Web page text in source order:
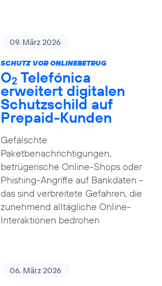
09. März 2026
SCHUTZ VOR ONLINEBETRUG
O2 Telefónica
erweitert digitalen
Schutzschild auf
Prepaid-Kunden
Gefälschte
Paketbenachrichtigungen,
betrügerische Online-Shops oder
Phishing-Angriffe auf Bankdaten -
das sind verbreitete Gefahren, die
zunehmend alltägliche Online-
Interaktionen bedrohen
06. März 2026